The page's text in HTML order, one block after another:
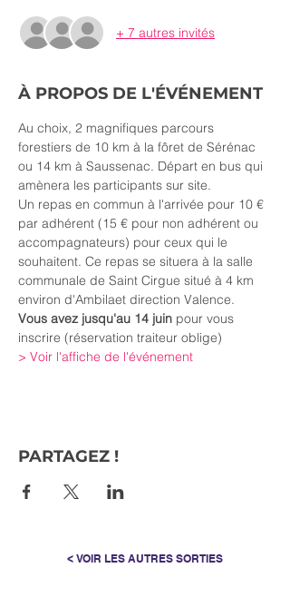
+ 7 autres invités
À PROPOS DE L'ÉVÉNEMENT
Au choix, 2 magnifiques parcours
forestiers de 10 km à la fôret de Sérénac
ou 14 km à Saussenac. Départ en bus qui
amènera les participants sur site.
Un repas en commun à l'arrivée pour 10 €
par adhérent (15 € pour non adhérent ou
accompagnateurs) pour ceux qui le
souhaitent. Ce repas se situera à la salle
communale de Saint Cirgue situé à 4 km
environ d'Ambilaet direction Valence.
Vous avez jusqu'au 14 juin pour vous
inscrire (réservation traiteur oblige)
> Voir l'affiche de l'événement
PARTAGEZ !
< VOIR LES AUTRES SORTIES